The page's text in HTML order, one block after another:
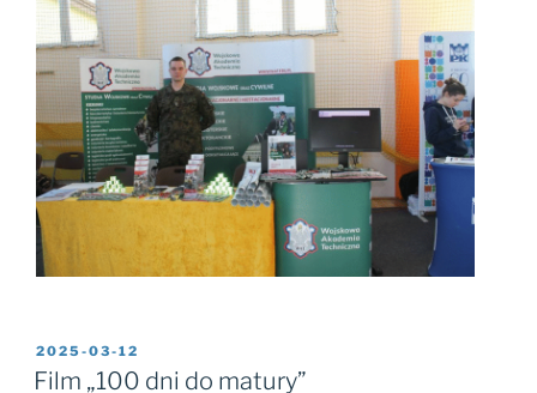
2025-03-12
Film „100 dni do matury”